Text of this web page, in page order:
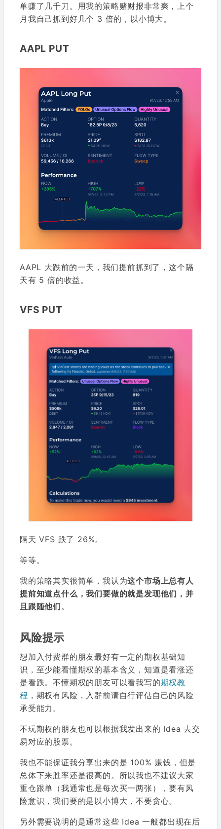
单赚了几千刀。用我的策略赌财报非常爽，上个
月我自己抓到好几个 3 倍的，以小博大。
AAPL PUT
AAPL 大跌前的一天，我们提前抓到了，这个隔
天有 5 倍的收益。
VFS PUT
隔天 VFS 跌了 26%。
等等。
我的策略其实很简单，我认为这个市场上总有人
提前知道点什么，我们要做的就是发现他们，并
且跟随他们。
风险提示
想加入付费群的朋友最好有一定的期权基础知
识，至少能看懂期权的基本含义，知道是看涨还
是看跌。不懂期权的朋友可以看我写的期权教
程，期权有风险，入群前请自行评估自己的风险
承受能力。
不玩期权的朋友也可以根据我发出来的 Idea 去交
易对应的股票。
我也不能保证我分享出来的是 100% 赚钱，但是
总体下来胜率还是很高的。所以我也不建议大家
重仓跟单（我通常也是每次买一两张），要有风
险意识，我们要的是以小博大，不要贪心。
另外需要说明的是通常这些 Idea 一般都出现在后